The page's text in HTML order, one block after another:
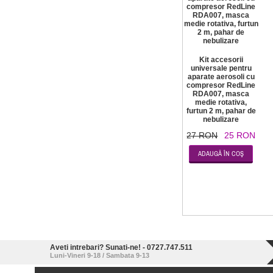
Kit accesorii
universale pentru
aparate aerosoli cu
compresor RedLine
RDA007, masca
medie rotativa,
furtun 2 m, pahar de
nebulizare
27 RON 25 RON
Aveti intrebari? Sunati-ne! - 0727.747.511
Luni-Vineri 9-18 / Sambata 9-13